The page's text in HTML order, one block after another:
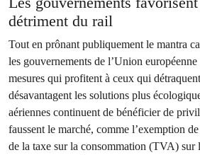
détriment du rail
Tout en prônant publiquement le mantra
les gouvernements de l’Union
mesures qui profitent à ceux qui
désavantagent les solutions plus
aériennes continuent de bénéficier de
faussent le marché, comme l’exemption
de la taxe sur la consommation (TVA) sur